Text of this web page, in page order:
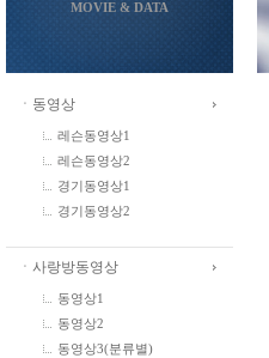
MOVIE & DATA
ㆍ동영상
레슨동영상1
레슨동영상2
경기동영상1
경기동영상2
ㆍ사랑방동영상
동영상1
동영상2
동영상3(분류별)